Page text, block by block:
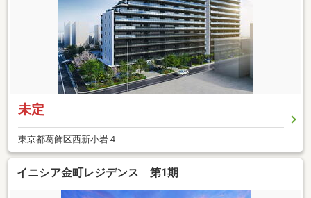
未定
東京都葛飾区西新小岩４
イニシア金町レジデンス 第1期